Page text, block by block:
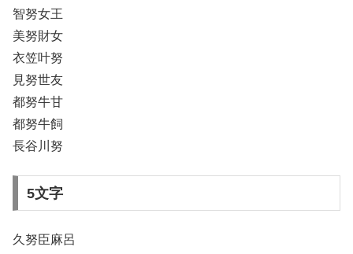
智努女王
美努財女
衣笠叶努
見努世友
都努牛甘
都努牛飼
長谷川努
5文字
久努臣麻呂